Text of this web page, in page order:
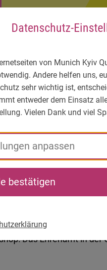
Datenschutz-
von Munich Kyiv
Andere helfen uns,
sehr wichtig ist,
entweder dem Einsatz
Vielen Dank und viel
anpassen
bestätigen
für
Wie ist
Das Ehrenamt in der